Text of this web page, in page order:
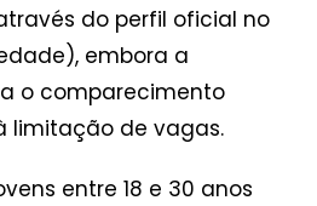
do perfil oficial no
embora a
o comparecimento
limitação de vagas.
entre 18 e 30 anos